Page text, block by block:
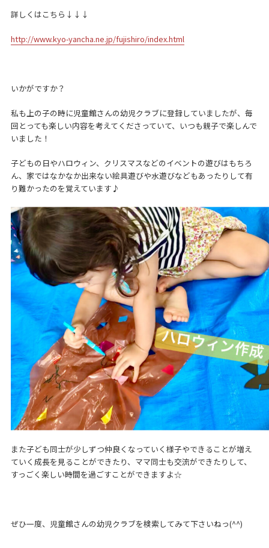
詳しくはこちら↓↓↓
http://www.kyo-yancha.ne.jp/fujishiro/index.html
いかがですか？
私も上の子の時に児童館さんの幼児クラブに登録していましたが、毎
回とっても楽しい内容を考えてくださっていて、いつも親子で楽しんで
いました！
子どもの日やハロウィン、クリスマスなどのイベントの遊びはもちろ
ん、家ではなかなか出来ない絵具遊びや水遊びなどもあったりして有
り難かったのを覚えています♪
また子ども同士が少しずつ仲良くなっていく様子やできることが増え
ていく成長を見ることができたり、ママ同士も交流ができたりして、
すっごく楽しい時間を過ごすことができますよ☆
ぜひ一度、児童館さんの幼児クラブを検索してみて下さいねっ(^^)